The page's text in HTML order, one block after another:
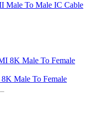
Male To Male IC Cable
Male To Female